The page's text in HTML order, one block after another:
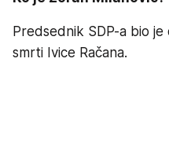
Predsednik SDP-a bio
smrti Ivice Račana.